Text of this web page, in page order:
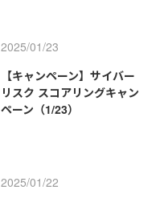
2025/01/23
【キャンペーン】サイバー
リスク スコアリングキャン
ペーン（1/23）
2025/01/22